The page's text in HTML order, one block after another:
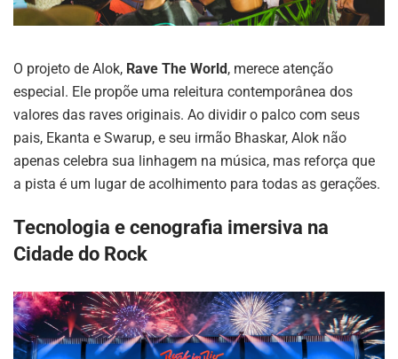
O projeto de Alok, Rave The World, merece atenção
especial. Ele propõe uma releitura contemporânea dos
valores das raves originais. Ao dividir o palco com seus
pais, Ekanta e Swarup, e seu irmão Bhaskar, Alok não
apenas celebra sua linhagem na música, mas reforça que
a pista é um lugar de acolhimento para todas as gerações.
Tecnologia e cenografia imersiva na
Cidade do Rock